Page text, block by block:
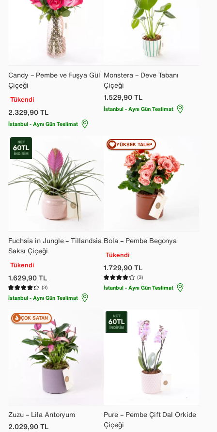
Candy – Pembe ve Fuşya Gül
Çiçeği
Tükendi
2.329,90TL
İstanbul - Aynı Gün Teslimat
Monstera – Deve Tabanı
Çiçeği
1.529,90TL
İstanbul - Aynı Gün Teslimat
Fuchsia in Jungle – Tillandsia
Saksı Çiçeği
Tükendi
1.629,90TL
(3)
İstanbul - Aynı Gün Teslimat
Bola – Pembe Begonya
Tükendi
1.729,90TL
(3)
YÜKSEK TALEP
İstanbul - Aynı Gün Teslimat
Zuzu – Lila Antoryum
2.029,90TL
ÇOK SATAN
Pure – Pembe Çift Dal Orkide
Çiçeği